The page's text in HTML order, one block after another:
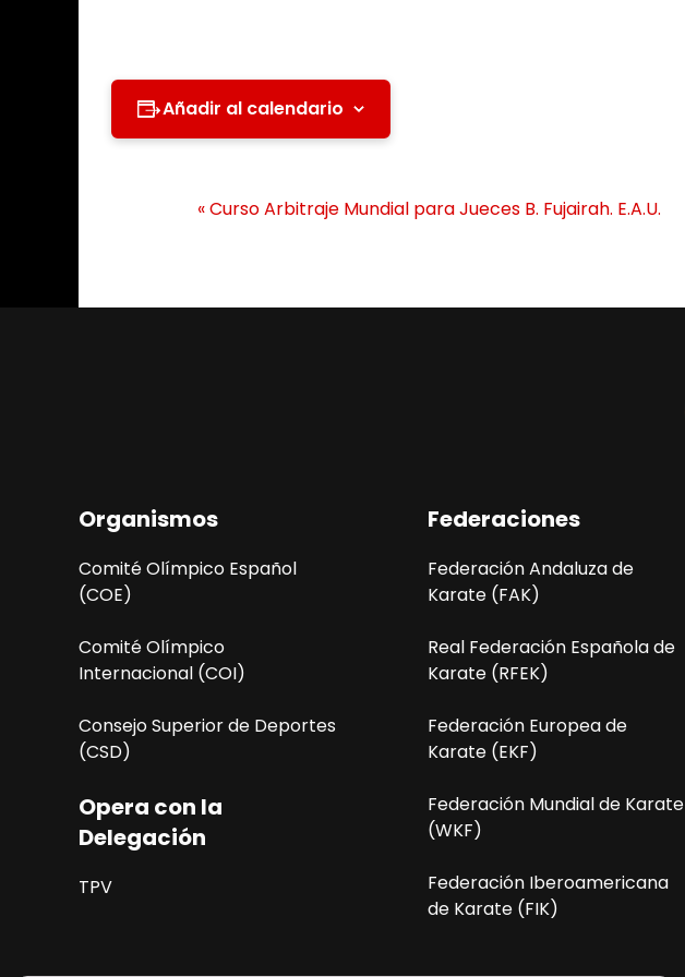
Añadir al calendario
v
i
ó
n
d
e
l
E
v
e
n
«Curso Arbitraje Mundial para Jueces B. Fujairah. E.A.U.
Organismos
Comité Olímpico Español
(COE)
Comité Olímpico
Internacional (COI)
Consejo Superior de Deportes
(CSD)
Opera con la
Delegación
TPV
Federaciones
Federación Andaluza de
Karate (FAK)
Real Federación Española de
Karate (RFEK)
Federación Europea de
Karate (EKF)
Federación Mundial de Karate
(WKF)
Federación Iberoamericana
de Karate (FIK)